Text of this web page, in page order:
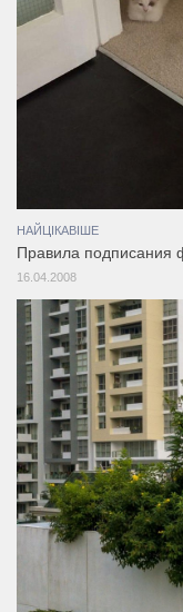
НАЙЦІКАВІШЕ
Правила подписания
16.04.2008